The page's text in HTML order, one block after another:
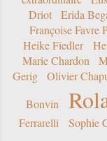
Driot
Erida
Françoise Favre
Heike Fiedler
Marie Chardon
Gerig
Olivier
Bonvin
Ferrarelli
Sophie